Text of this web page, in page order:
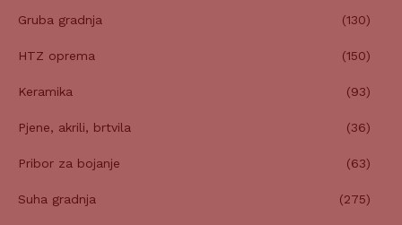
Gruba gradnja (130)
HTZ oprema (150)
Keramika (93)
Pjene, akrili, brtvila (36)
Pribor za bojanje (63)
Suha gradnja (275)